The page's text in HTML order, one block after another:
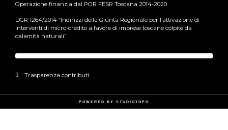
Operazione finanzia dal POR FESR Toscana 2014-2020
DGR 1264/2014 “Indirizzi della Giunta Regionale per l’attivazione di
interventi di micro-credito a favore di imprese toscane colpite da
calamità naturali”
Trasparenza contributi
POWERED BY STUDIOTOPO